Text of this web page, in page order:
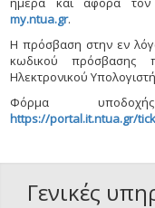
my.ntua.gr.
Η πρόσβαση στην εν
κωδικού
Ηλεκτρονικού
Φόρμα
https://portal.it.ntua.gr/
Γενικές